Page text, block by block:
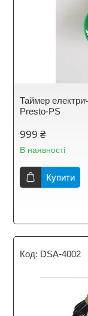
Таймер
Presto-PS
999 ₴
В наявності
Купити
DSA-4002